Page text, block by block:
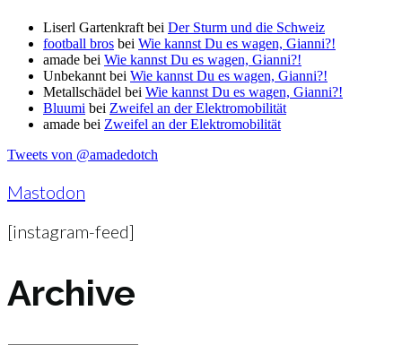
Liserl Gartenkraft bei Der Sturm und die Schweiz
football bros bei Wie kannst Du es wagen, Gianni?!
amade bei Wie kannst Du es wagen, Gianni?!
Unbekannt bei Wie kannst Du es wagen, Gianni?!
Metallschädel bei Wie kannst Du es wagen, Gianni?!
Bluumi bei Zweifel an der Elektromobilität
amade bei Zweifel an der Elektromobilität
Tweets von @amadedotch
Mastodon
[instagram-feed]
Archive